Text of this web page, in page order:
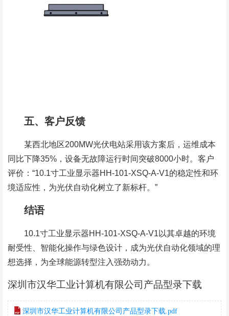
五、客户反馈
某西北地区200MW光伏电站采用该方案后，运维成本
同比下降35%，设备无故障运行时间突破8000小时。客户
评价：“10.1寸工业显示器HH-101-XSQ-A-V1的稳定性和环
境适应性，为光伏自动化树立了新标杆。”
结语
10.1寸工业显示器HH-101-XSQ-A-V1以其卓越的环境
耐受性、智能化操作与绿色设计，成为光伏自动化领域的理
想选择，为全球能源转型注入强劲动力。
深圳市汉华工业计算机有限公司产品型录下载
深圳市汉华工业计算机有限公司产品型录下载.pdf